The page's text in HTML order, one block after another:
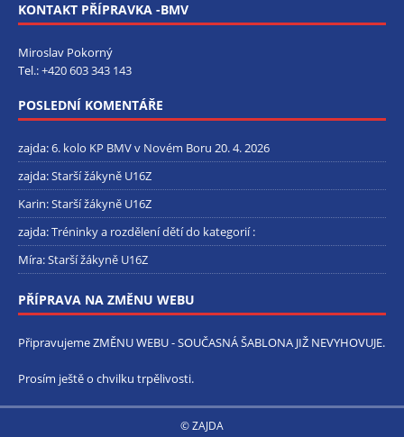
KONTAKT PŘÍPRAVKA -BMV
Miroslav Pokorný
Tel.:+420 603 343 143
POSLEDNÍ KOMENTÁŘE
zajda:6. kolo KP BMV v Novém Boru 20. 4. 2026
zajda:Starší žákyně U16Z
Karin:Starší žákyně U16Z
zajda:Tréninky a rozdělení dětí do kategorií :
Míra:Starší žákyně U16Z
PŘÍPRAVA NA ZMĚNU WEBU
Připravujeme ZMĚNU WEBU - SOUČASNÁ ŠABLONA JIŽ NEVYHOVUJE.
Prosím ještě o chvilku trpělivosti.
© ZAJDA